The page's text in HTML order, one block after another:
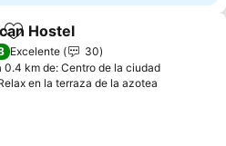
Agregar a favoritos
Hostel
Excelente
30
0.4 km de: Centro de la ciudad
en la terraza de la azotea